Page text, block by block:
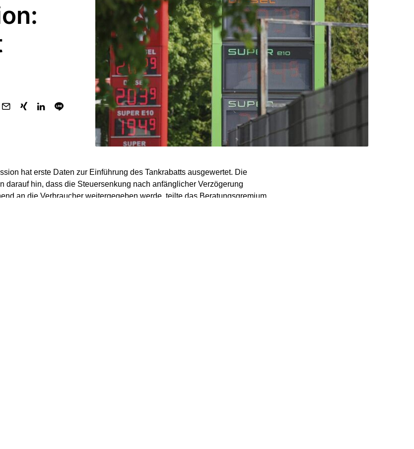
hat erste Daten zur Einführung des Tankrabatts ausgewertet. Die
darauf hin, dass die Steuersenkung nach anfänglicher Verzögerung
an die Verbraucher weitergegeben werde, teilte das Beratungsgremium